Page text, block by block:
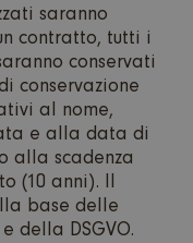
saranno
contratto, tutti i
conservati
conservazione
al nome,
e alla data di
alla scadenza
(10 anni). Il
base delle
della DSGVO.